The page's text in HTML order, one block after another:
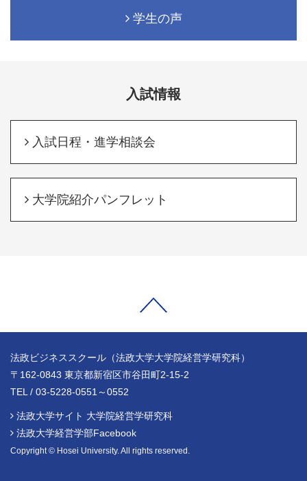
学生の声
入試情報
入試日程・進学相談会
大学院紹介パンフレット
法政ビジネススクール（法政大学大学院経営学研究科）
〒162-0843 東京都新宿区市谷田町2-15-2
TEL / 03-5228-0551～0552
法政大学サイト 大学院経営学研究科
法政大学経営学部Facebook
Copyright © Hosei University. All rights reserved.